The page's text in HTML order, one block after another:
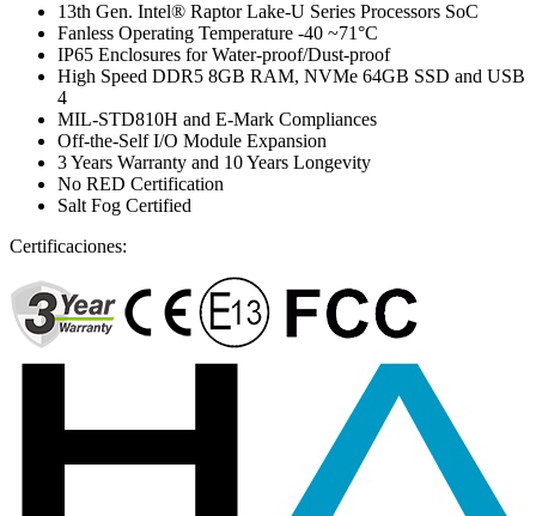
13th Gen. Intel® Raptor Lake-U Series Processors SoC
Fanless Operating Temperature -40 ~71°C
IP65 Enclosures for Water-proof/Dust-proof
High Speed DDR5 8GB RAM, NVMe 64GB SSD and USB
4
MIL-STD810H and E-Mark Compliances
Off-the-Self I/O Module Expansion
3 Years Warranty and 10 Years Longevity
No RED Certification
Salt Fog Certified
Certificaciones: